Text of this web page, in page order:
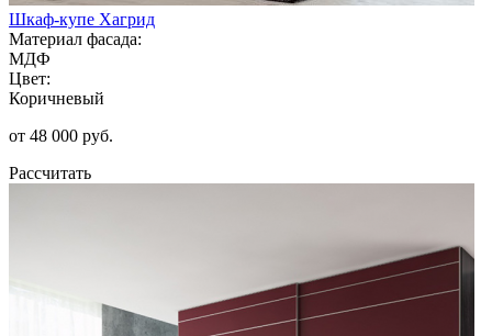
Шкаф-купе Хагрид
Материал фасада:
МДФ
Цвет:
Коричневый
от 48 000 руб.
Рассчитать